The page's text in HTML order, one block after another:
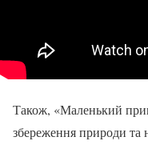
Також, «Маленький
збереження природи